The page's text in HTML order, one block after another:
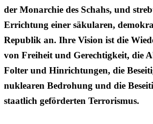
der Monarchie des Schahs, und
Errichtung einer säkularen,
Republik an. Ihre Vision ist die
von Freiheit und Gerechtigkeit, die
Folter und Hinrichtungen, die
nuklearen Bedrohung und die
staatlich geförderten Terrorismus.